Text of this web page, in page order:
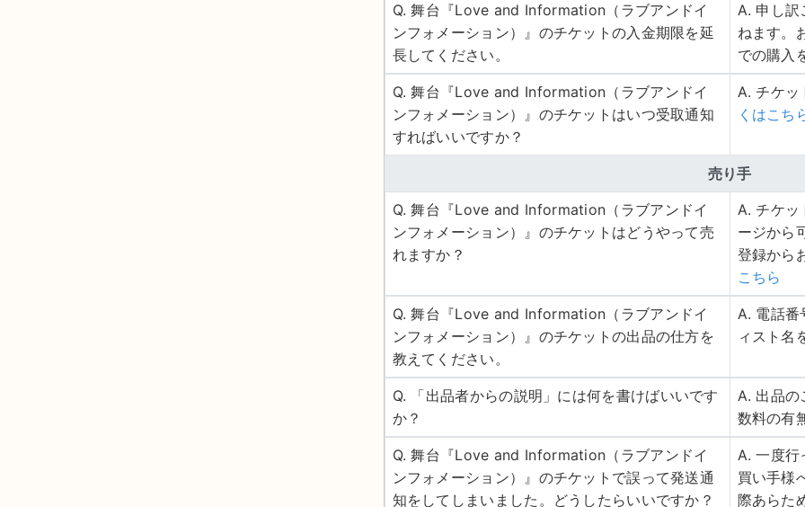
Q. 舞台『Love and Information（ラブアンドイ
ンフォメーション）』のチケットの入金期限を延
長してください。
A. 申し訳
ねます。
での購入
Q. 舞台『Love and Information（ラブアンドイ
ンフォメーション）』のチケットはいつ受取通知
すればいいですか？
A. チケッ
くはこち
売り手
Q. 舞台『Love and Information（ラブアンドイ
ンフォメーション）』のチケットはどうやって売
れますか？
A. チケッ
ージから
登録から
こちら
Q. 舞台『Love and Information（ラブアンドイ
ンフォメーション）』のチケットの出品の仕方を
教えてください。
A. 電話番
ィスト名
Q. 「出品者からの説明」には何を書けばいいです
か？
A. 出品の
数料の有
Q. 舞台『Love and Information（ラブアンドイ
ンフォメーション）』のチケットで誤って発送通
知をしてしまいました。どうしたらいいですか？
A. 一度行
買い手様
際あらた